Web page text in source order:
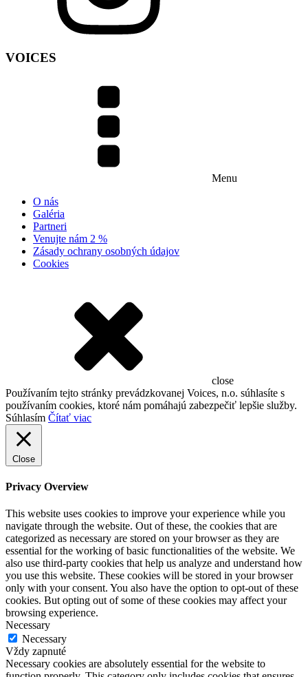
VOICES
Menu
O nás
Galéria
Partneri
Venujte nám 2 %
Zásady ochrany osobných údajov
Cookies
close
Používaním tejto stránky prevádzkovanej Voices, n.o. súhlasíte s
používaním cookies, ktoré nám pomáhajú zabezpečiť lepšie služby.
Súhlasím Čítať viac
Close
Privacy Overview
This website uses cookies to improve your experience while you
navigate through the website. Out of these, the cookies that are
categorized as necessary are stored on your browser as they are
essential for the working of basic functionalities of the website. We
also use third-party cookies that help us analyze and understand how
you use this website. These cookies will be stored in your browser
only with your consent. You also have the option to opt-out of these
cookies. But opting out of some of these cookies may affect your
browsing experience.
Necessary
Necessary
Vždy zapnuté
Necessary cookies are absolutely essential for the website to